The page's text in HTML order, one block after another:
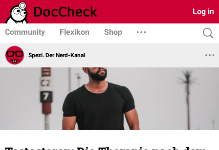
Log in
Community Flexikon Shop
Spezi. Der Nerd-Kanal